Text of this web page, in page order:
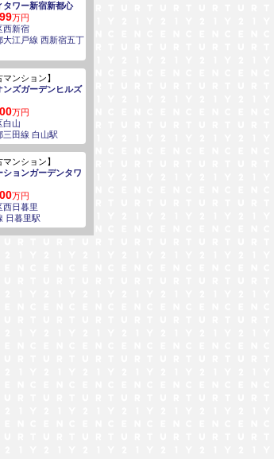
タワー新宿新都心
万円
西新宿
大江戸線 西新宿五丁
マンション】
ンズガーデンヒルズ
万円
白山
三田線 白山駅
マンション】
ションガーデンタワ
万円
西日暮里
日暮里駅